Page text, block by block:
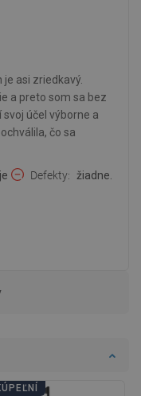
asi zriedkavý.
a preto som sa bez
účel výborne a
čo sa
Defekty žiadne.